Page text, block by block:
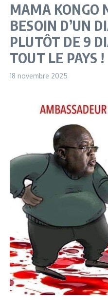
MAMA KONGO
BESOIN D’UN
PLUTÔT DE 9
TOUT LE PAYS !
18 novembre 2025